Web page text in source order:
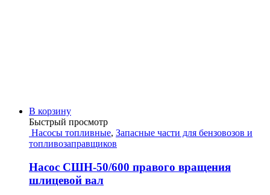
В корзину
Быстрый просмотр
Насосы топливные, Запасные части для бензовозов и
топливозаправщиков
Насос СШН-50/600 правого вращения
шлицевой вал